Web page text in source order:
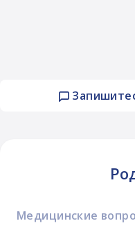
Медицинские